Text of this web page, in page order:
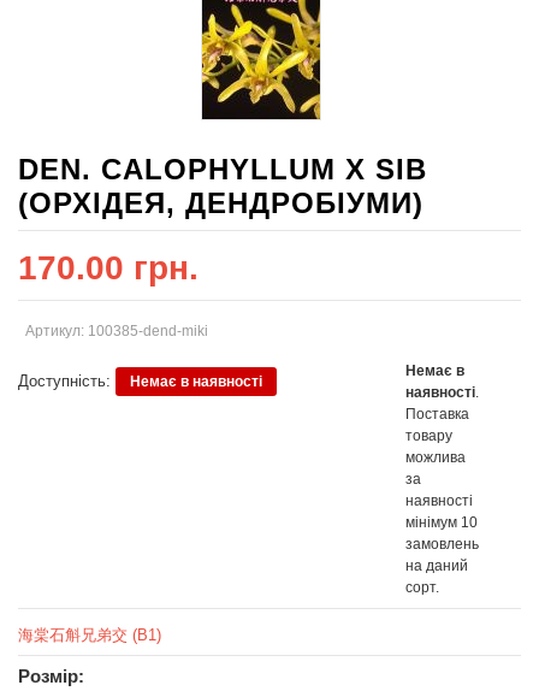
DEN. CALOPHYLLUM X SIB
(ОРХІДЕЯ, ДЕНДРОБІУМИ)
170.00 грн.
Артикул: 100385-dend-miki
Доступність: Немає в наявності
Немає в
наявності
Поставка
товару
можлива
за
наявності
мінімум 10
замовлень
на даний
сорт.
海棠石斛兄弟交 (B1)
Розмір: